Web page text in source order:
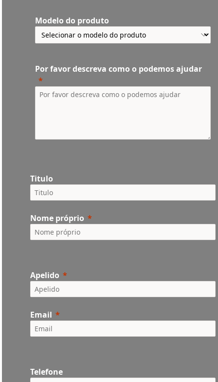
Modelo do produto
Por favor descreva como o podemos ajudar
Titulo
Nome próprio
Apelido
Email
Telefone